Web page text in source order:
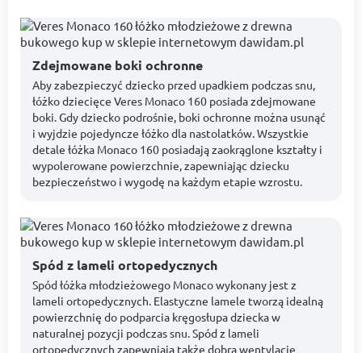
Zdejmowane boki ochronne
Aby zabezpieczyć dziecko przed upadkiem podczas snu,
łóżko dziecięce Veres Monaco 160 posiada zdejmowane
boki. Gdy dziecko podrośnie, boki ochronne można usunąć
i wyjdzie pojedyncze łóżko dla nastolatków. Wszystkie
detale łóżka Monaco 160 posiadają zaokrąglone kształty i
wypolerowane powierzchnie, zapewniając dziecku
bezpieczeństwo i wygodę na każdym etapie wzrostu.
Spód z lameli ortopedycznych
Spód łóżka młodzieżowego Monaco wykonany jest z
lameli ortopedycznych. Elastyczne lamele tworzą idealną
powierzchnię do podparcia kręgosłupa dziecka w
naturalnej pozycji podczas snu. Spód z lameli
ortopedycznych zapewniają także dobrą wentylację